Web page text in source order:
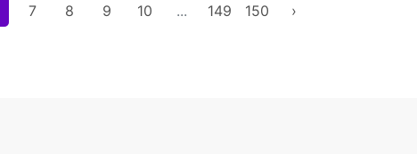
7 8 9 10 ... 149 150 ›